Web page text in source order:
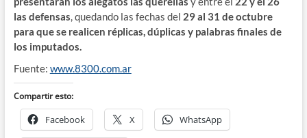
las defensas, quedando las fechas del 29 al 31 de octubre
para que se realicen réplicas, dúplicas y palabras finales de
los imputados.
Fuente: www.8300.com.ar
Compartir esto:
Facebook X WhatsApp